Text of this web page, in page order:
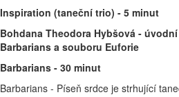
Inspiration (taneční trio) - 5 minut
Bohdana Theodora Hybšová -
Barbarians a souboru Euforie
Barbarians - 30 minut
Barbarians - Píseň srdce je strhující